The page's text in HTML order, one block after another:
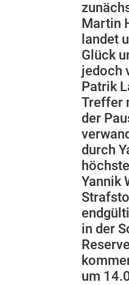
Martin
landet
Glück
jedoch
Patrik
Treffer
der
durch
Yannik
in der
um